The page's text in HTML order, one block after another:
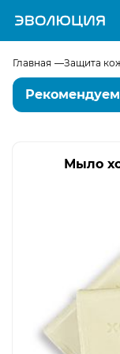
Перейти на
Главная Защита
Мыло